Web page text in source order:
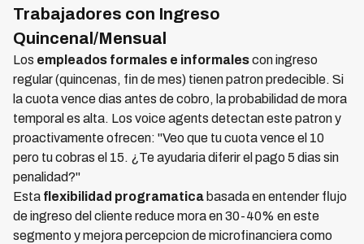
Trabajadores con Ingreso
Quincenal/Mensual
Los empleados formales e informalescon ingreso
regular (quincenas, fin de mes) tienen patron predecible. Si
la cuota vence dias antes de cobro, la probabilidad de mora
temporal es alta. Los voice agents detectan este patron y
proactivamente ofrecen: "Veo que tu cuota vence el 10
pero tu cobras el 15. ¿Te ayudaria diferir el pago 5 dias sin
penalidad?"
Esta flexibilidad programatica basada en entender flujo
de ingreso del cliente reduce mora en 30-40% en este
segmento y mejora percepcion de microfinanciera como